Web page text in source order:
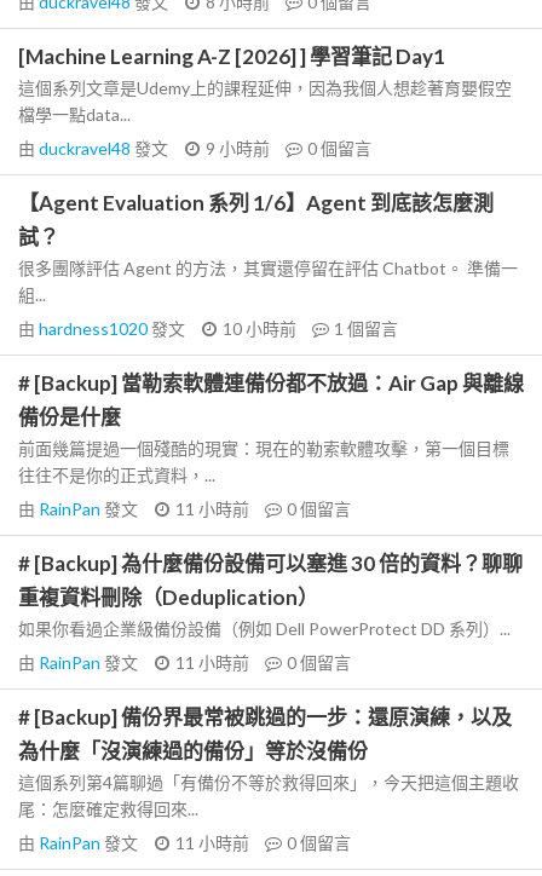
[Machine Learning A-Z [2026] ] 學習筆記 Day1
這個系列文章是Udemy上的課程延伸，因為我個人想趁著育嬰假空
檔學一點data...
由 duckravel48 發文 9 小時前 0個留言
【Agent Evaluation 系列 1/6】Agent 到底該怎麼測
試？
很多團隊評估 Agent 的方法，其實還停留在評估 Chatbot。 準備一
組...
由 hardness1020發文 10 小時前 1 個留言
# [Backup] 當勒索軟體連備份都不放過：Air Gap 與離線
備份是什麼
前面幾篇提過一個殘酷的現實：現在的勒索軟體攻擊，第一個目標
往往不是你的正式資料，...
由 RainPan 發文 11 小時前 0個留言
# [Backup] 為什麼備份設備可以塞進 30 倍的資料？聊聊
重複資料刪除（Deduplication）
如果你看過企業級備份設備（例如 Dell PowerProtect DD 系列）...
由 RainPan 發文 11 小時前 0個留言
# [Backup] 備份界最常被跳過的一步：還原演練，以及
為什麼「沒演練過的備份」等於沒備份
這個系列第4篇聊過「有備份不等於救得回來」，今天把這個主題收
尾：怎麼確定救得回來...
由 RainPan 發文 11 小時前 0個留言